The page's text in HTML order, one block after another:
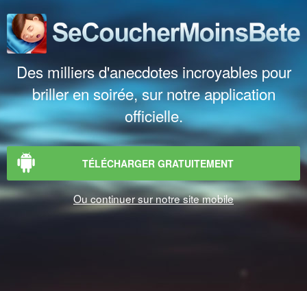
Des milliers d'anecdotes incroyables pour
briller en soirée, sur notre application
officielle.
TÉLÉCHARGER GRATUITEMENT
Ou continuer sur notre site mobile